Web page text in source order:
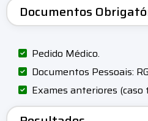
Documentos
Pedido Médico.
Documentos Pessoais:
Exames anteriores (caso